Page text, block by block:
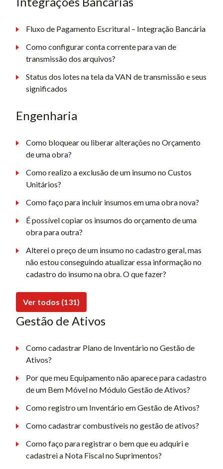
Fluxo de Pagamento Escritural – Integração Bancária
Como configurar conta corrente para van de
transmissão dos arquivos?
Status dos lotes na tela da VAN de transmissão e seus
significados
Engenharia
Como bloquear ou liberar alterações no Orçamento
de uma obra?
Como realizo a exclusão de um insumo no Custos
Unitários?
Como faço para incluir insumos em uma obra nova?
É possível copiar os insumos do orçamento de uma
obra para outra?
Alterei o preço de um insumo no cadastro geral, mas
não estou conseguindo atualizar essa informação no
cadastro do insumo na obra. O que fazer?
Ver todos (131)
Gestão de Ativos
Como cadastrar Plano de Inventário no Gestão de
Ativos?
Por que meu Equipamento não aparece para cadastro
de um Bem Móvel no Módulo Gestão de Ativos?
Como registro um Inventário em Gestão de Ativos?
Como cadastrar combustíveis no gestão de ativos?
Como faço para registrar o bem que eu adquiri e
cadastrei a Nota Fiscal no Suprimentos?